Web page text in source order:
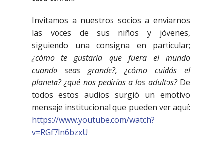
Invitamos a nuestros socios a enviarnos
las voces de sus niños y jóvenes,
siguiendo una consigna en particular;
¿cómo te gustaría que fuera el mundo
cuando seas grande?, ¿cómo cuidás el
planeta? ¿qué nos pedirías a los adultos?De
todos estos audios surgió un emotivo
mensaje institucional que pueden ver aquí:
https://www.youtube.com/watch?
v=RGf7ln6bzxU